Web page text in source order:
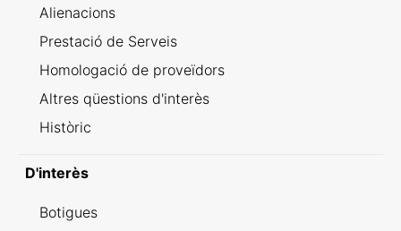
Alienacions
Prestació de Serveis
Homologació de proveïdors
Altres qüestions d'interès
Històric
D'interès
Botigues